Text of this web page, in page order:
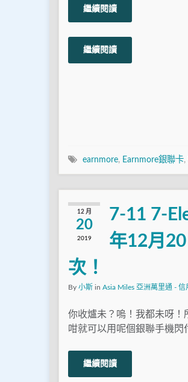
繼續閱讀
繼續閱讀
earnmore, Earnmore銀聯卡,
12 月
20
2019
7-11 7-
年12月
次！
By 小斯 in Asia Miles 亞洲萬里通 - 信
你收爐未？嗚！我都未呀！
咁就可以用呢個銀聯手機
繼續閱讀